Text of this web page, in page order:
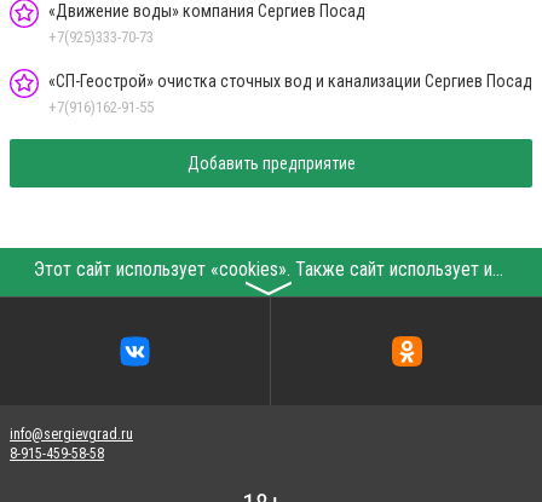
«Движение воды» компания Сергиев Посад
+7(925)333-70-73
«СП-Геострой» очистка сточных вод и канализации Сергиев Посад
+7(916)162-91-55
Добавить предприятие
Этот сайт использует «cookies». Также сайт использует интернет-сервис для сбора технических данных касательно посетителей с целью получения маркетинговой и статистической информации. Условия обработки данных посетителей сайта см.
〉
info@sergievgrad.ru
8-915-459-58-58